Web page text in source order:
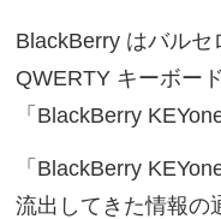
BlackBerry はバルセ
QWERTY キーボー
「BlackBerry
「BlackBerry
流出してきた情報の